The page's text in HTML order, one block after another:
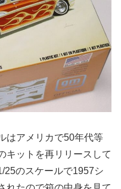
はアメリカで50年代等
キットを再リリースして
25のスケールで1957シ